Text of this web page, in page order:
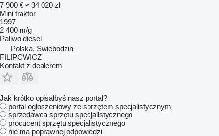
7 900 € ≈ 34 020 zł
Mini traktor
1997
2 400 m/g
Paliwo diesel
Polska, Świebodzin
FILIPOWICZ
Kontakt z dealerem
Jak krótko opisałbyś nasz portal?
portal ogłoszeniowy ze sprzętem specjalistycznym
sprzedawca sprzętu specjalistycznego
producent sprzętu specjalistycznego
nie ma poprawnej odpowiedzi